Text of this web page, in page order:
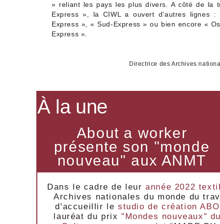
» reliant les pays les plus divers. A côté de la
Express », la CIWL a ouvert d’autres lignes :
Express », « Sud-Express » ou bien encore «
Express ».
Directrice des Archives
À la une
About a worker
présente son "monde
nouveau" aux ANMT
Dans le cadre de leurannée 2022
Archives nationales du monde du
d'accueillir lestudio de création
lauréat du prix "Mondes nouveaux"